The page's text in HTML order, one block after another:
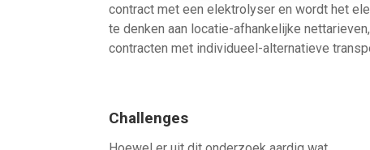
contract met een elektrolyser en wordt het
te denken aan locatie-afhankelijke
contracten met individueel-alternatieve
Challenges